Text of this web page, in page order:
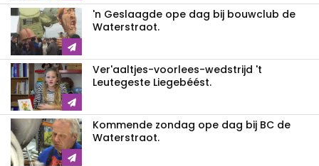
'n Geslaagde ope dag bij bouwclub de
Waterstraot.
Ver'aaltjes-voorlees-wedstrijd 't
Leutegeste Liegebéést.
Kommende zondag ope dag bij BC de
Waterstraot.